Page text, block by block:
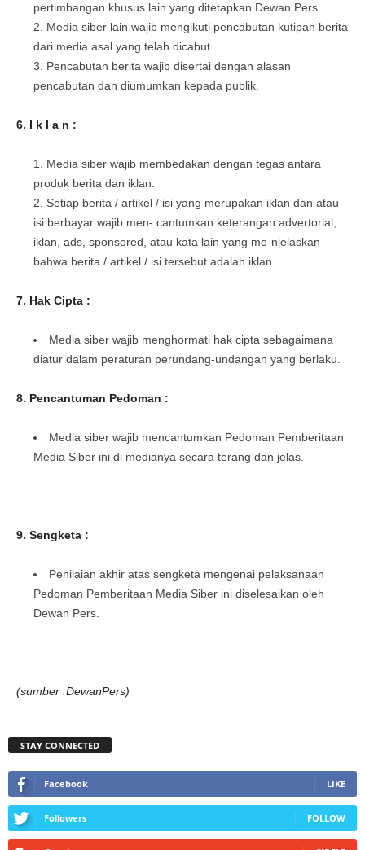
pertimbangan khusus lain yang ditetapkan Dewan Pers.
Media siber lain wajib mengikuti pencabutan kutipan berita
dari media asal yang telah dicabut.
Pencabutan berita wajib disertai dengan alasan
pencabutan dan diumumkan kepada publik.
6. I k l a n :
Media siber wajib membedakan dengan tegas antara
produk berita dan iklan.
Setiap berita / artikel / isi yang merupakan iklan dan atau
isi berbayar wajib men- cantumkan keterangan advertorial,
iklan, ads, sponsored, atau kata lain yang me-njelaskan
bahwa berita / artikel / isi tersebut adalah iklan.
7. Hak Cipta :
Media siber wajib menghormati hak cipta sebagaimana
diatur dalam peraturan perundang-undangan yang berlaku.
8. Pencantuman Pedoman :
Media siber wajib mencantumkan Pedoman Pemberitaan
Media Siber ini di medianya secara terang dan jelas.
9. Sengketa :
Penilaian akhir atas sengketa mengenai pelaksanaan
Pedoman Pemberitaan Media Siber ini diselesaikan oleh
Dewan Pers.
(sumber :DewanPers)
STAY CONNECTED
Facebook LIKE
Followers FOLLOW